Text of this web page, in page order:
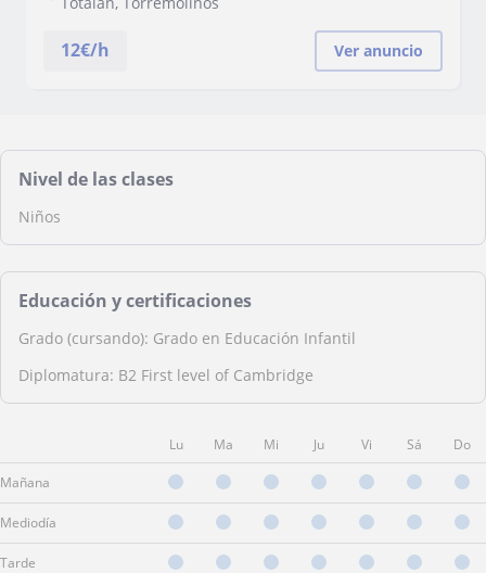
12€/h Ver anuncio
Nivel de las clases
Niños
Educación y certificaciones
Grado (cursando): Grado en Educación Infantil
Diplomatura: B2 First level of Cambridge
Lu Ma Mi Ju Vi Sá Do
Mañana
Mediodía
Tarde